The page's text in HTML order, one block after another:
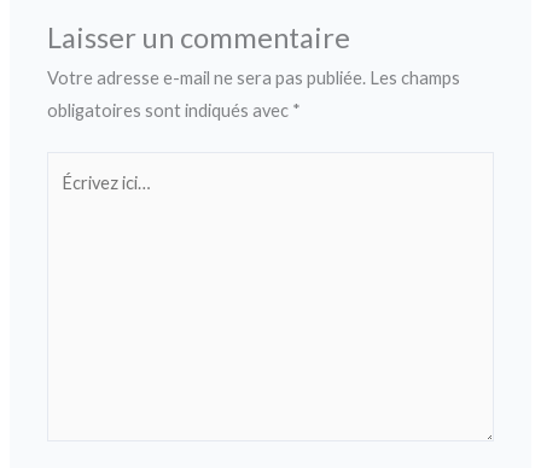
Laisser un commentaire
Votre adresse e-mail ne sera pas publiée. Les champs
obligatoires sont indiqués avec *
Écrivez